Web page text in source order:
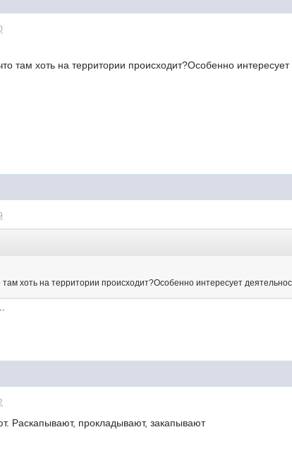
там хоть на территории происходит?Особенно
хоть на территории происходит?Особенно интересует
Раскапывают, прокладывают, закапывают